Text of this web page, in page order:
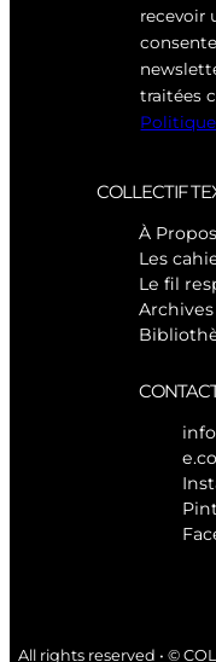
recevoir
traitées
COLLECTIF
À Propos
Les
Le fil
Archives
All rights reserved • ©